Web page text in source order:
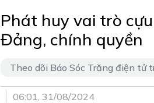
Phát huy vai trò
Đảng, chính quyền
Theo dõi Báo Sóc Trăng điện tử
06:01, 31/08/2024